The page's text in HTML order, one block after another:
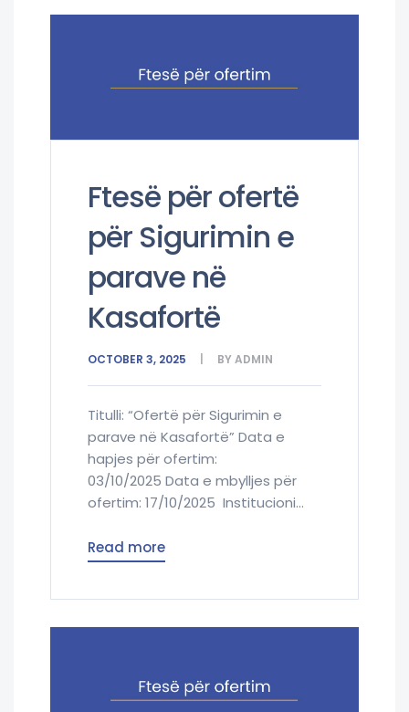
Ftesë për ofertë
për Sigurimin e
parave në
Kasafortë
OCTOBER 3, 2025 BYADMIN
Titulli: “Ofertë për Sigurimin e
parave në Kasafortë” Data e
hapjes për ofertim:
03/10/2025 Data e mbylljes për
ofertim: 17/10/2025 Institucioni...
Read more